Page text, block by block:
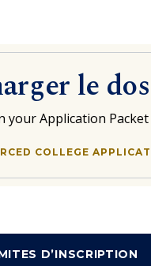
le
your Application Packet
COLLEGE
D’INSCRIPTION